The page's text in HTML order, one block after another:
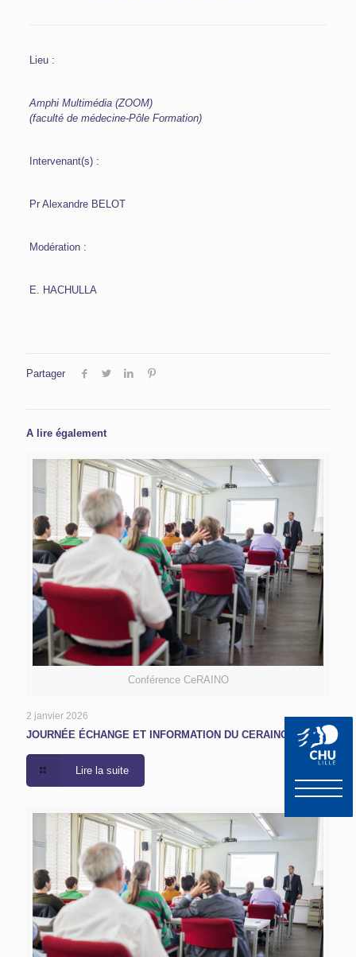
Lieu :
Amphi Multimédia (ZOOM)
(faculté de médecine-Pôle Formation)
Intervenant(s) :
Pr Alexandre BELOT
Modération :
E. HACHULLA
Partager
A lire également
Conférence CeRAINO
2 janvier 2026
JOURNÉE ÉCHANGE ET INFORMATION DU CERAINOM
Lire la suite